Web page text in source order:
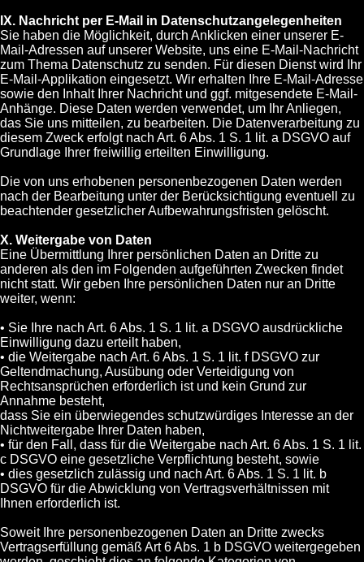
IX. Nachricht per E-Mail in Datenschutzangelegenheiten
Sie haben die Möglichkeit, durch Anklicken einer unserer E-
Mail-Adressen auf unserer Website, uns eine E-Mail-Nachricht
zum Thema Datenschutz zu senden. Für diesen Dienst wird Ihr
E-Mail-Applikation eingesetzt. Wir erhalten Ihre E-Mail-Adresse
sowie den Inhalt Ihrer Nachricht und ggf. mitgesendete E-Mail-
Anhänge. Diese Daten werden verwendet, um Ihr Anliegen,
das Sie uns mitteilen, zu bearbeiten. Die Datenverarbeitung zu
diesem Zweck erfolgt nach Art. 6 Abs. 1 S. 1 lit. a DSGVO auf
Grundlage Ihrer freiwillig erteilten Einwilligung.
Die von uns erhobenen personenbezogenen Daten werden
nach der Bearbeitung unter der Berücksichtigung eventuell zu
beachtender gesetzlicher Aufbewahrungsfristen gelöscht.
X. Weitergabe von Daten
Eine Übermittlung Ihrer persönlichen Daten an Dritte zu
anderen als den im Folgenden aufgeführten Zwecken findet
nicht statt. Wir geben Ihre persönlichen Daten nur an Dritte
weiter, wenn:
• Sie Ihre nach Art. 6 Abs. 1 S. 1 lit. a DSGVO ausdrückliche
Einwilligung dazu erteilt haben,
• die Weitergabe nach Art. 6 Abs. 1 S. 1 lit. f DSGVO zur
Geltendmachung, Ausübung oder Verteidigung von
Rechtsansprüchen erforderlich ist und kein Grund zur
Annahme besteht,
dass Sie ein überwiegendes schutzwürdiges Interesse an der
Nichtweitergabe Ihrer Daten haben,
• für den Fall, dass für die Weitergabe nach Art. 6 Abs. 1 S. 1 lit.
c DSGVO eine gesetzliche Verpflichtung besteht, sowie
• dies gesetzlich zulässig und nach Art. 6 Abs. 1 S. 1 lit. b
DSGVO für die Abwicklung von Vertragsverhältnissen mit
Ihnen erforderlich ist.
Soweit Ihre personenbezogenen Daten an Dritte zwecks
Vertragserfüllung gemäß Art 6 Abs. 1 b DSGVO weitergegeben